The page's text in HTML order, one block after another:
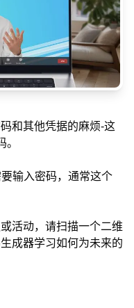
和其他凭据的麻烦-这
输入密码，通常这个
活动，请扫描一个二维
成器学习如何为未来的